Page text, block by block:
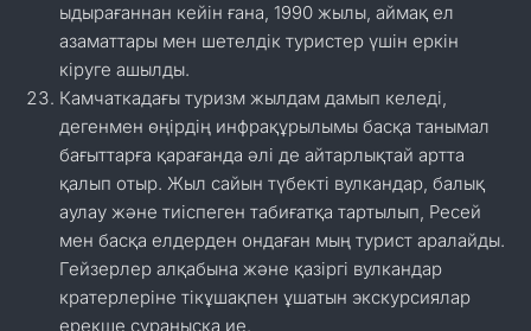
ыдырағаннан кейін ғана, 1990 жылы, аймақ ел
азаматтары мен шетелдік туристер үшін еркін
кіруге ашылды.
Камчаткадағы туризм жылдам дамып келеді,
дегенмен өңірдің инфрақұрылымы басқа танымал
бағыттарға қарағанда әлі де айтарлықтай артта
қалып отыр. Жыл сайын түбекті вулкандар, балық
аулау және тиіспеген табиғатқа тартылып, Ресей
мен басқа елдерден ондаған мың турист аралайды.
Гейзерлер алқабына және қазіргі вулкандар
кратерлеріне тікұшақпен ұшатын экскурсиялар
ерекше сұранысқа ие.